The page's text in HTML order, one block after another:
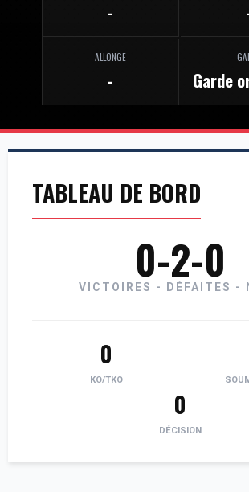
-
ALLONGE
- Garde
TABLEAU DE BORD
0-2-0
VICTOIRES - DÉFAITES -
0
KO/TKO
0
DÉCISION